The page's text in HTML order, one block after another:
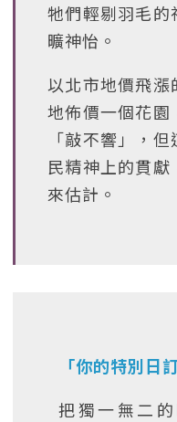
牠們輕剔羽毛
曠神怡。
以北市地價飛漲
地佈價一個花園
「敲不響」，
民精神上的貫
來估計。
「你的特別日
把獨一無二